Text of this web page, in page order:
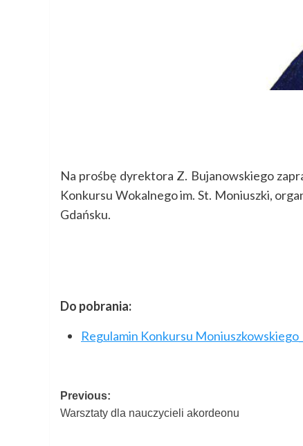
Na prośbę dyrektora Z. Bujanowskiego
Konkursu Wokalnego im. St. Moniuszki,
Gdańsku.
Do pobrania:
Regulamin Konkursu
Post
navigation
Previous:
Warsztaty dla nauczycieli akordeonu